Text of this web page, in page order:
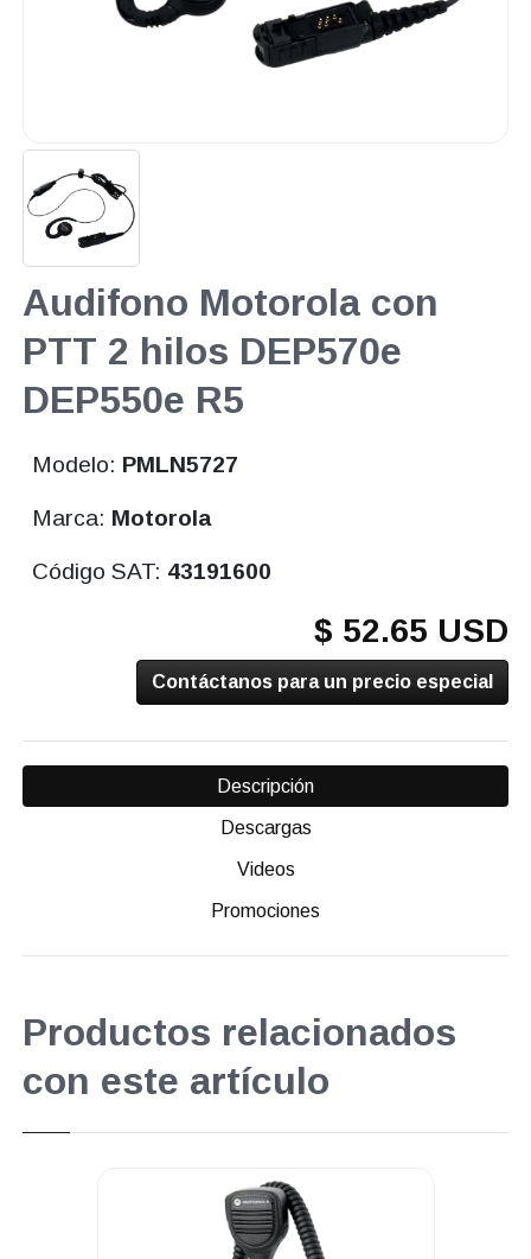
Audifono Motorola con
PTT 2 hilos DEP570e
DEP550e R5
Modelo: PMLN5727
Marca: Motorola
Código SAT: 43191600
$ 52.65 USD
Contáctanos para un precio especial
Descripción
Descargas
Videos
Promociones
Productos relacionados
con este artículo